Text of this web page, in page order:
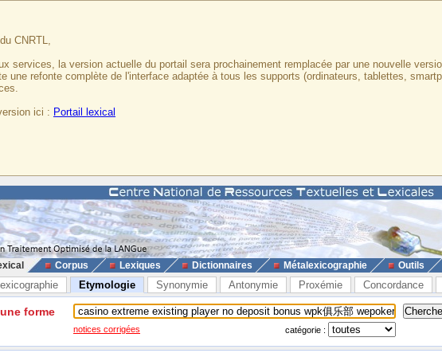
CNRTL,
services, la version actuelle du portail sera prochainement remplacée par une nouvelle
une refonte complète de l'interface adaptée à tous les supports (ordinateurs, tablettes,
ici : Portail lexical
Corpus Lexiques Dictionnaires Métalexicographie Outils
Etymologie Synonymie Antonymie Proxémie Concordance
forme
notices corrigées catégorie :